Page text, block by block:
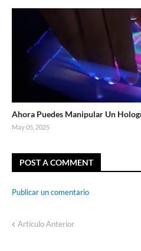
Ahora Puedes Manipular Un
May 05, 2025
POST A COMMENT
Publicar un comentario
Artículo Anterior